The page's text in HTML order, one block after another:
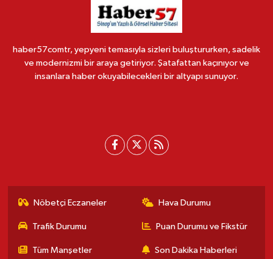
haber57comtr, yepyeni temasıyla sizleri buluştururken, sadelik
ve modernizmi bir araya getiriyor. Şatafattan kaçınıyor ve
insanlara haber okuyabilecekleri bir altyapı sunuyor.
Nöbetçi Eczaneler Hava Durumu
Trafik Durumu Puan Durumu ve Fikstür
Tüm Manşetler Son Dakika Haberleri